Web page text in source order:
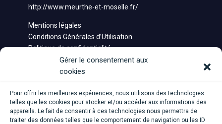
http://www.meurthe-et-moselle.fr/
Mentions légales
Conditions Générales d’Utilisation
Politique de confidentialité
Gérer le consentement aux
cookies
Pour offrir les meilleures expériences, nous utilisons des technologies
telles que les cookies pour stocker et/ou accéder aux informations des
appareils. Le fait de consentir à ces technologies nous permettra de
traiter des données telles que le comportement de navigation ou les ID